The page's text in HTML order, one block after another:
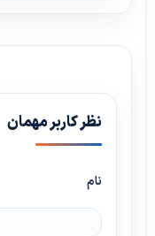
نظر کاربر مهمان
نام